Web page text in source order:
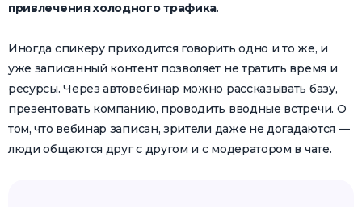
привлечения холодного трафика.
Иногда спикеру приходится говорить одно и то же, и
уже записанный контент позволяет не тратить время и
ресурсы. Через автовебинар можно рассказывать базу,
презентовать компанию, проводить вводные встречи. О
том, что вебинар записан, зрители даже не догадаются —
люди общаются друг с другом и с модератором в чате.